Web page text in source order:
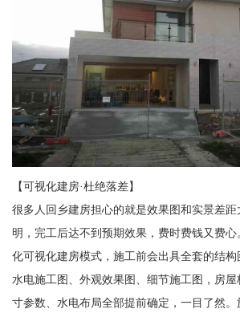
【可视化建房·杜绝落差】
很多人回乡建房担心的就是效果图和实景差
明，完工后达不到预期效果，费时费钱又费
化可视化建房模式，施工前会出具全套的结构
水电施工图、外观效果图、细节施工图，房屋
寸参数、水电布局全部提前确定，一目了然